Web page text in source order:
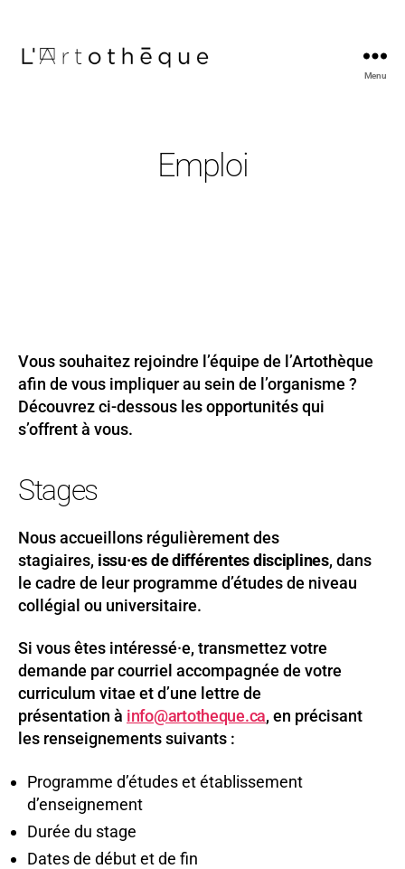
Menu
Emploi
Vous souhaitez rejoindre l’équipe de l’Artothèque
afin de vous impliquer au sein de l’organisme ?
Découvrez ci-dessous les opportunités qui
s’offrent à vous.
Stages
Nous accueillons régulièrement des
stagiaires, issu·es de différentes disciplines, dans
le cadre de leur programme d’études de niveau
collégial ou universitaire.
Si vous êtes intéressé·e, transmettez votre
demande par courriel accompagnée de votre
curriculum vitae et d’une lettre de
présentation à info@artotheque.ca, en précisant
les renseignements suivants :
Programme d’études et établissement
d’enseignement
Durée du stage
Dates de début et de fin